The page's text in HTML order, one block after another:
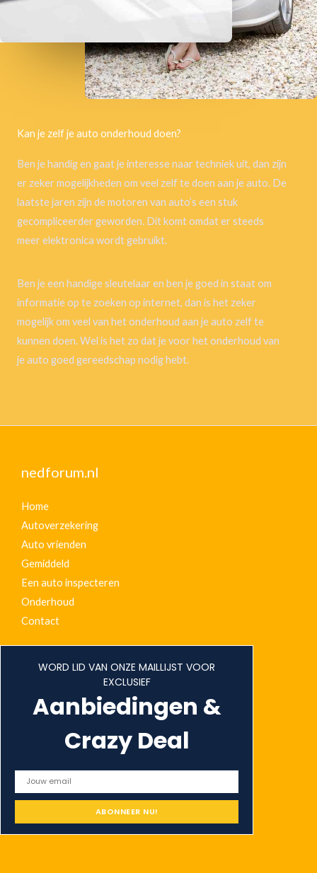
Kan je zelf je auto onderhoud doen?
Ben je handig en gaat je interesse naar techniek uit, dan zijn
er zeker mogelijkheden om veel zelf te doen aan je auto. De
laatste jaren zijn de motoren van auto’s een stuk
gecompliceerder geworden. Dit komt omdat er steeds
meer elektronica wordt gebruikt.
Ben je een handige sleutelaar en ben je goed in staat om
informatie op te zoeken op internet, dan is het zeker
mogelijk om veel van het onderhoud aan je auto zelf te
kunnen doen. Wel is het zo dat je voor het onderhoud van
je auto goed gereedschap nodig hebt.
nedforum.nl
Home
Autoverzekering
Auto vrienden
Gemiddeld
Een auto inspecteren
Onderhoud
Contact
WORD LID VAN ONZE MAILLIJST VOOR
EXCLUSIEF
Aanbiedingen &
Crazy Deal